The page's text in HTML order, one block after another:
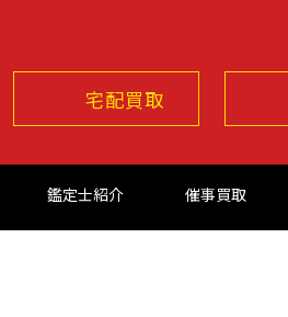
宅配買取
鑑定士紹介 催事買取